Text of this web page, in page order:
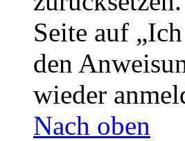
Seite auf
den
wieder
Nach oben